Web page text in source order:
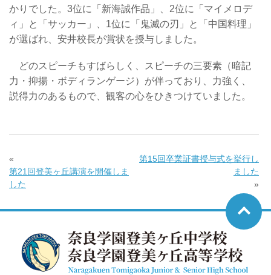
かりでした。3位に「新海誠作品」、2位に「マイメロデ
ィ」と「サッカー」、1位に「鬼滅の刃」と「中国料理」
が選ばれ、安井校長が賞状を授与しました。
どのスピーチもすばらしく、スピーチの三要素（暗記
力・抑揚・ボディランゲージ）が伴っており、力強く、
説得力のあるもので、観客の心をひきつけていました。
«
第21回登美ヶ丘講演を開催しま
した
第15回卒業証書授与式を挙行し
ました
»